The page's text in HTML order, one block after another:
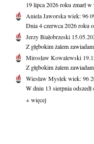
19 lipca 2026 roku zmarł
Aniela Jaworskawiek: 96
Dnia 4 czerwca 2026 roku
Jerzy Białobrzeski
Z głębokim żalem
Mirosław Kowalewski
Z głębokim żalem
Wiesław Mysłekwiek: 96
W dniu 13 sierpnia
+ więcej